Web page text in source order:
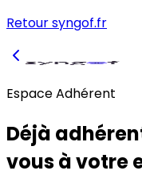
Retour syngof.fr
Espace Adhérent
Déjà
vous à votre